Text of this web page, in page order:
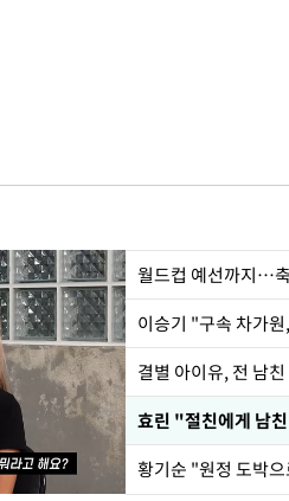
월드컵 예선까지…
이승기 "구속 차가
결별 아이유, 전 남
효린 "절친에게 남
황기순 "원정 도박